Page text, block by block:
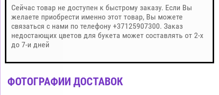
Сейчас товар не доступен к быстрому заказу. Если Вы
желаете приобрести именно этот товар, Вы можете
связаться с нами по телефону +37125907300. Заказ
недостающих цветов для букета может составлять от 2-х
до 7-и дней
ФОТОГРАФИИ ДОСТАВОК